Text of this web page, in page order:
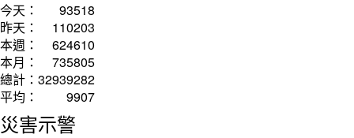
今天：
93518
昨天：
110203
本週：
624610
本月：
735805
總計： 32939282
平均：
9907
災害示警